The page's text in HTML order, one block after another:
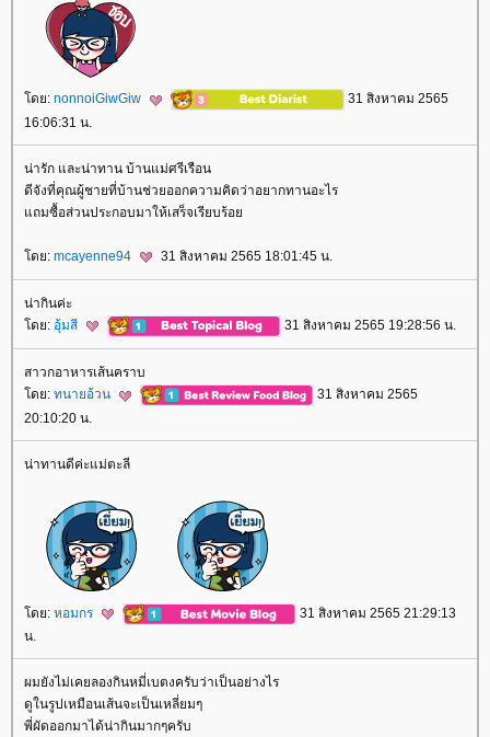
ดย: nonnoiGiwGiw
31 สิงหาคม 2565
16:06:31 น.
น่ารัก และน่าทาน บ้านแม่ศรีเรือน
ดีจังที่คุณผู้ชายที่บ้านช่วยออกความคิดว่าอยากทานอะไร
ถมซื้อส่วนประกอบมาให้เสร็จเรียบร้อ
ดย: mcayenne94 31 สิงหาคม 2565 18:01:45 น.
น่ากินค่ะ
ดย: อุ้มสี 31 สิงหาคม 2565 19:28:56 น.
สาวกอาหารเส้นคราบ
ดย: ทนายอ้วน
31 สิงหาคม 2565
20:10:20 น.
น่าทานดีค่ะแม่ตะลี
ดย: หอมกร
31 สิงหาคม 2565 21:29:13
น.
ผมยังไม่เคยลองกินหมี่เบตงครับว่าเป็นอย่างไร
ดูในรูปเหมือนเส้นจะเป็นเหลี่ยมๆ
พี่ผัดออกมาได้น่ากินมากๆครับ